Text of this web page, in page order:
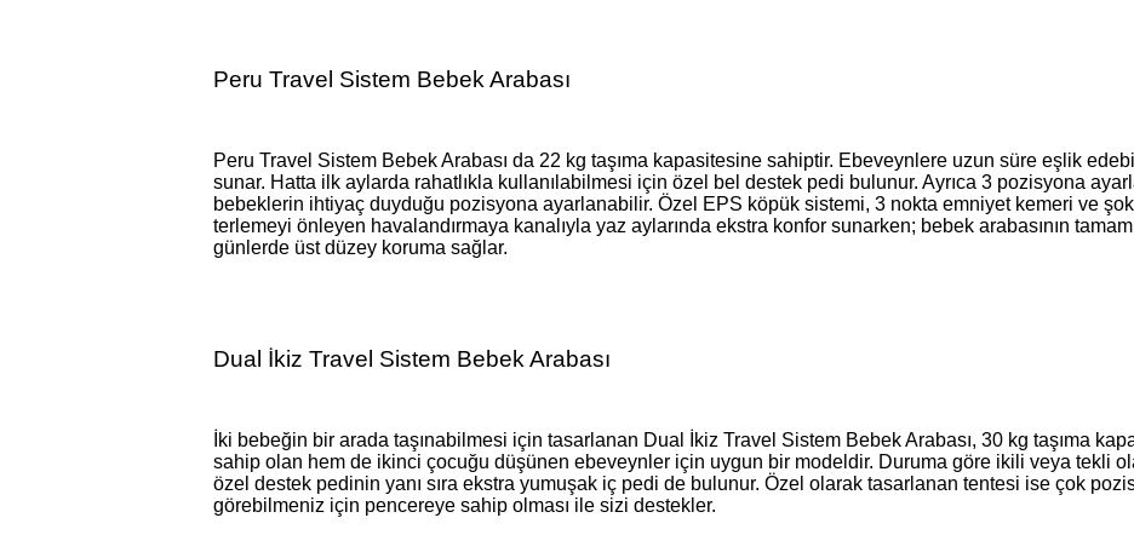
Peru Travel Sistem Bebek Arabası
Peru Travel Sistem Bebek Arabası da 22 kg taşıma kapasitesine sahiptir. Ebeveynlere uzun süre eşlik
sunar. Hatta ilk aylarda rahatlıkla kullanılabilmesi için özel bel destek pedi bulunur. Ayrıca 3 pozisyona
bebeklerin ihtiyaç duyduğu pozisyona ayarlanabilir. Özel EPS köpük sistemi, 3 nokta emniyet kemeri ve
terlemeyi önleyen havalandırmaya kanalıyla yaz aylarında ekstra konfor sunarken; bebek arabasının
günlerde üst düzey koruma sağlar.
Dual İkiz Travel Sistem Bebek Arabası
İki bebeğin bir arada taşınabilmesi için tasarlanan Dual İkiz Travel Sistem Bebek Arabası, 30 kg taşıma
sahip olan hem de ikinci çocuğu düşünen ebeveynler için uygun bir modeldir. Duruma göre ikili veya tekli
özel destek pedinin yanı sıra ekstra yumuşak iç pedi de bulunur. Özel olarak tasarlanan tentesi ise çok
görebilmeniz için pencereye sahip olması ile sizi destekler.